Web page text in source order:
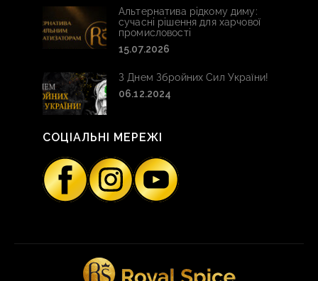
Альтернатива рідкому диму:
сучасні рішення для харчової
промисловості
15.07.2026
З Днем Збройних Сил України!
06.12.2024
СОЦІАЛЬНІ МЕРЕЖІ